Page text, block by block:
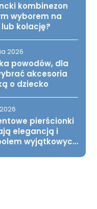
kombinezon
wyborem na
kolację?
2026
powodów, dla
akcesoria
o dziecko
pierścionki
elegancją i
wyjątkowych